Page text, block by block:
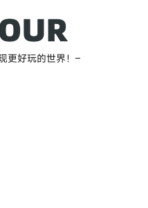
更好玩的世界！–